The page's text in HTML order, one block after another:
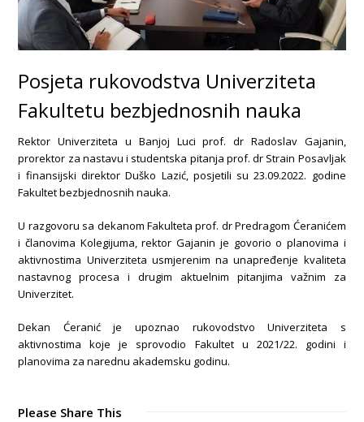
Posjeta rukovodstva Univerziteta
Fakultetu bezbjednosnih nauka
Rektor Univerziteta u Banjoj Luci prof. dr Radoslav Gajanin,
prorektor za nastavu i studentska pitanja prof. dr Strain Posavljak
i finansijski direktor Duško Lazić, posjetili su 23.09.2022. godine
Fakultet bezbjednosnih nauka.
U razgovoru sa dekanom Fakulteta prof. dr Predragom Ćeranićem
i članovima Kolegijuma, rektor Gajanin je govorio o planovima i
aktivnostima Univerziteta usmjerenim na unapređenje kvaliteta
nastavnog procesa i drugim aktuelnim pitanjima važnim za
Univerzitet.
Dekan Ćeranić je upoznao rukovodstvo Univerziteta s
aktivnostima koje je sprovodio Fakultet u 2021/22. godini i
planovima za narednu akademsku godinu.
Please Share This